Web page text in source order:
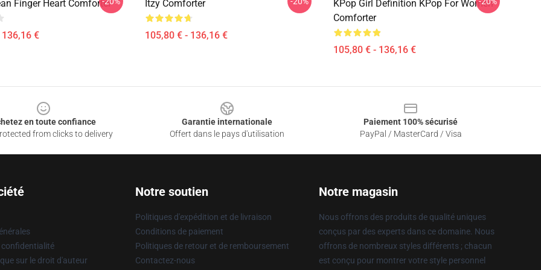
Finger Heart Comforter
€
Itzy Comforter
105,80 € - 136,16 €
KPop Girl Definition KPop For Women
Comforter
105,80 € - 136,16 €
en toute confiance
from clicks to delivery
Garantie internationale
Offert dans le pays d'utilisation
Paiement 100% sécurisé
PayPal / MasterCard / Visa
confidentialité
sur le droit d'auteur
Notre soutien
Politiques d'expédition et de livraison
Conditions de paiement
Politiques de retour et de remboursement
Contactez-nous
Notre magasin
Nous offrons des produits de qualité uniques
conçus par des experts dans ce domaine. Nous
offrons de nombreux styles différents ; chacun
est conçu pour montrer votre style personnel